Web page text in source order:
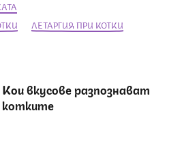
ЛЕТАРГИЯ ПРИ КОТКИ
Кои вкусове разпознават
котките